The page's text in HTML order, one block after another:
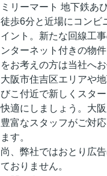
ミリーマート 地下鉄あ
徒歩6分と近場にコンビ
イント。新たな回線工
ンターネット付きの物
をお考えの方は当社へお
大阪市住吉区エリアや
びこ付近で新しくスタ
快適にしましょう。大
豊富なスタッフがご対
ます。
尚、弊社ではおとり広
ておりません。